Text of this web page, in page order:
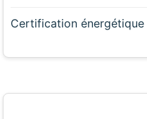
Certification énergétique